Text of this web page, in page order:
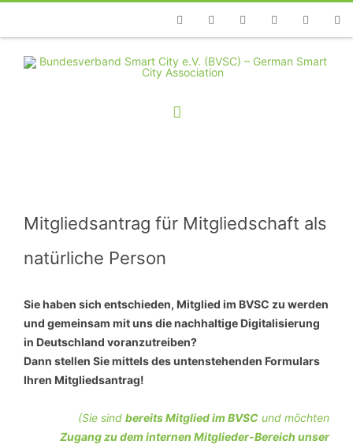
TelefonFacebookTwitterYoutubeInstagramLinkedin
Mitgliedsantrag für Mitgliedschaft als
natürliche Person
Sie haben sich entschieden, Mitglied im BVSC zu werden
und gemeinsam mit uns die nachhaltige Digitalisierung
in Deutschland voranzutreiben?
Dann stellen Sie mittels des untenstehenden Formulars
Ihren Mitgliedsantrag!
(Sie sind bereits Mitglied im BVSC und möchten
Zugang zu dem internen Mitglieder-Bereich unser